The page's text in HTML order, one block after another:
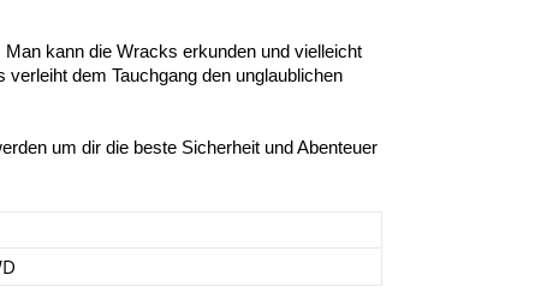
kann die Wracks erkunden und vielleicht
dem Tauchgang den unglaublichen
um dir die beste Sicherheit und Abenteuer